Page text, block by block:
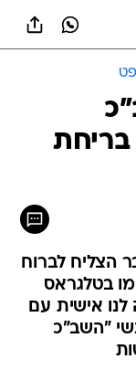
בריחת
הצליח לברוח
בטלגראס
אישית עם
"השב"כ